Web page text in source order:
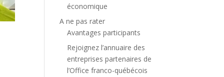
économique
A ne pas rater
Avantages participants
Rejoignez l’annuaire des
entreprises partenaires de
l’Office franco-québécois